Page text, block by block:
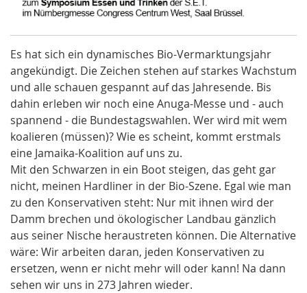
Es hat sich ein dynamisches Bio-Vermarktungsjahr
angekündigt. Die Zeichen stehen auf starkes Wachstum
und alle schauen gespannt auf das Jahresende. Bis
dahin erleben wir noch eine Anuga-Messe und - auch
spannend - die Bundestagswahlen. Wer wird mit wem
koalieren (müssen)? Wie es scheint, kommt erstmals
eine Jamaika-Koalition auf uns zu.
Mit den Schwarzen in ein Boot steigen, das geht gar
nicht, meinen Hardliner in der Bio-Szene. Egal wie man
zu den Konservativen steht: Nur mit ihnen wird der
Damm brechen und ökologischer Landbau gänzlich
aus seiner Nische heraustreten können. Die Alternative
wäre: Wir arbeiten daran, jeden Konservativen zu
ersetzen, wenn er nicht mehr will oder kann! Na dann
sehen wir uns in 273 Jahren wieder.